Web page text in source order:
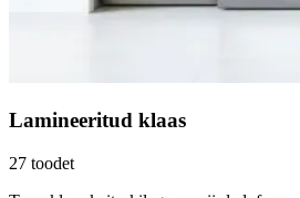
Lamineeritud klaas
27 toodet